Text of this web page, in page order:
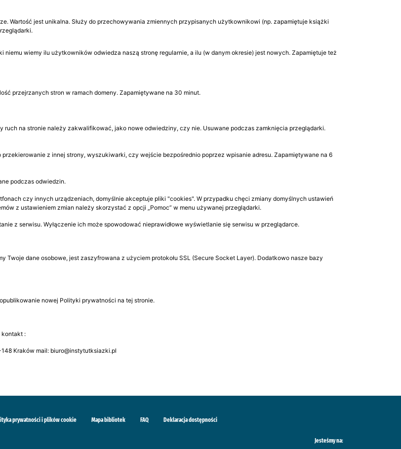
Wartość jest unikalna. Służy do przechowywania zmiennych przypisanych użytkownikowi (np. zapamiętuje książki
wiemy ilu użytkowników odwiedza naszą stronę regularnie, a ilu (w danym okresie) jest nowych. Zapamiętuje też
przejrzanych stron w ramach domeny. Zapamiętywane na 30 minut.
ruch na stronie należy zakwalifikować, jako nowe odwiedziny, czy nie. Usuwane podczas zamknięcia przeglądarki.
przekierowanie z innej strony, wyszukiwarki, czy wejście bezpośrednio poprzez wpisanie adresu. Zapamiętywane na 6
podczas odwiedzin.
czy innych urządzeniach, domyślnie akceptuje pliki "cookies". W przypadku chęci zmiany domyślnych ustawień
z ustawieniem zmian należy skorzystać z opcji „Pomoc” w menu używanej przeglądarki.
z serwisu. Wyłączenie ich może spowodować nieprawidłowe wyświetlanie się serwisu w przeglądarce.
Twoje dane osobowe, jest zaszyfrowana z użyciem protokołu SSL (Secure Socket Layer). Dodatkowo nasze bazy
nowej Polityki prywatności na tej stronie.
kontakt :
Kraków mail: biuro@instytutksiazki.pl
prywatności i plików cookie Mapa bibliotek FAQ Deklaracja dostępności
Jesteśmy na: